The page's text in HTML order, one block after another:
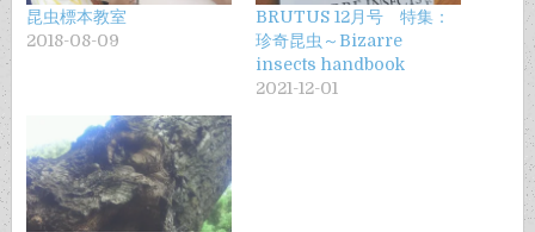
昆虫標本教室
2018-08-09
BRUTUS 12月号 特集：
珍奇昆虫～Bizarre
insects handbook
2021-12-01